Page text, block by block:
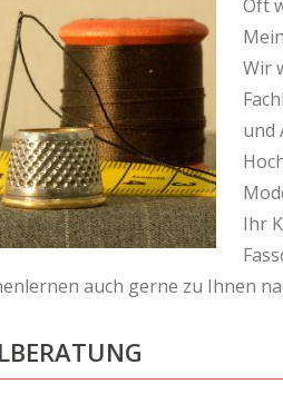
Oft
Wir
und
Ihr
auch gerne zu Ihnen